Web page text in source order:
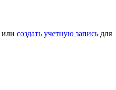
или создать учетную запись для